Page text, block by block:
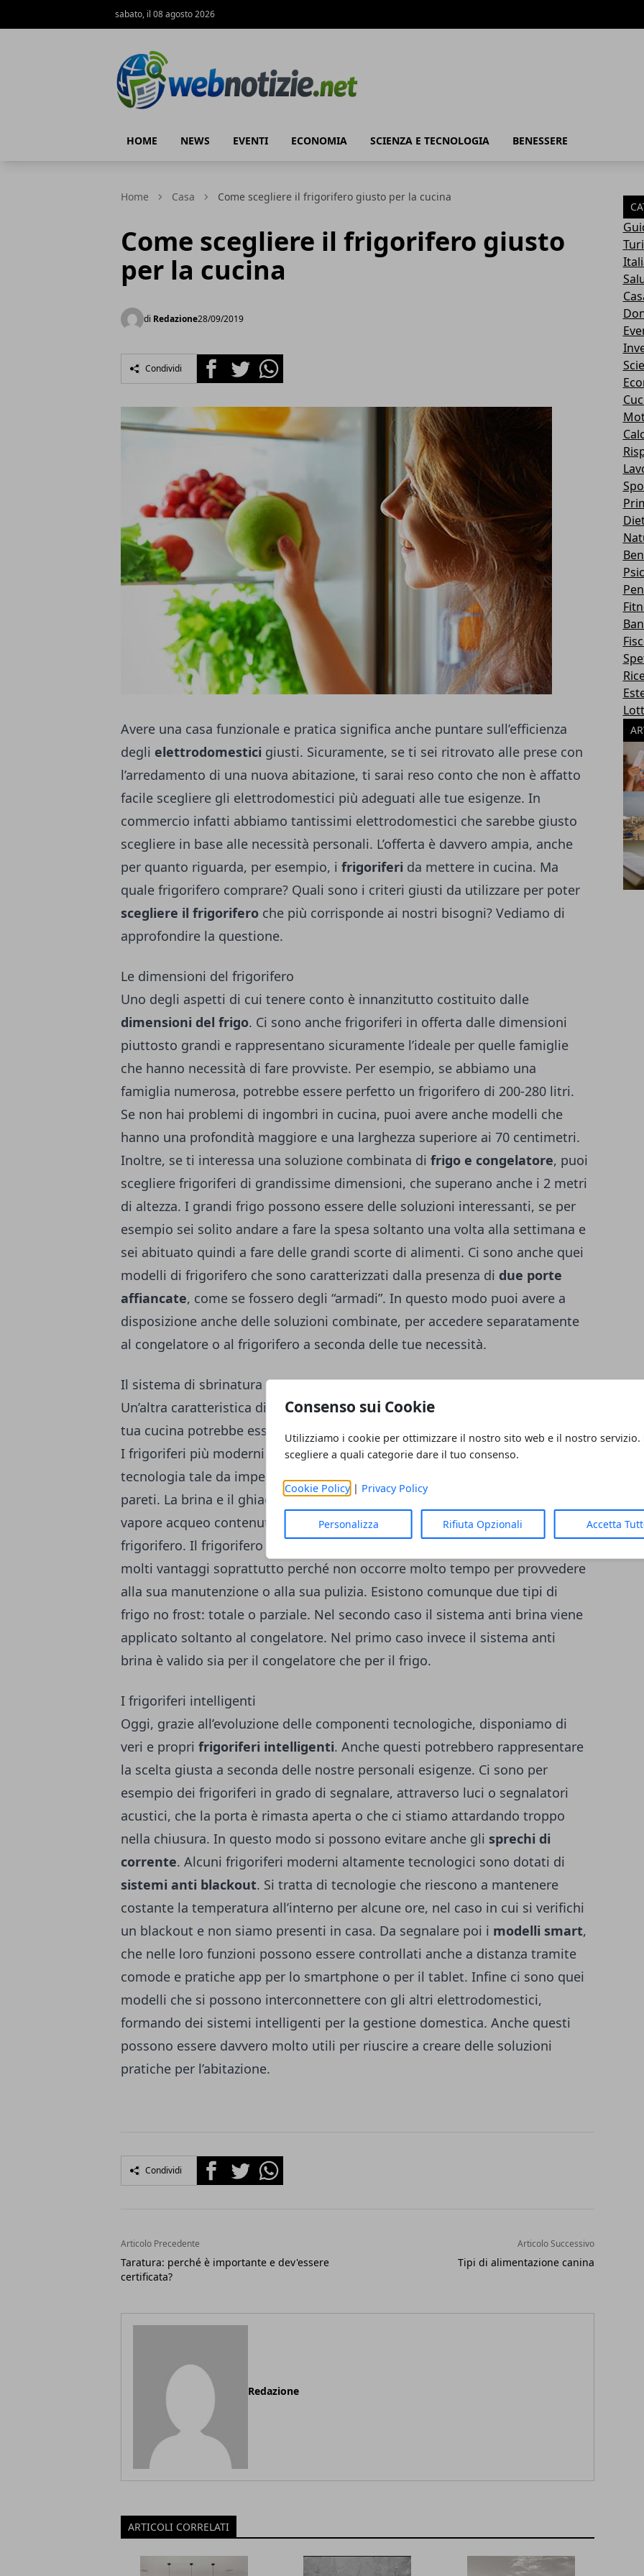
Consenso sui Cookie
Utilizziamo i cookie per ottimizzare il nostro sito web e il nostro servizio.
scegliere a quali categorie dare il tuo consenso.
Cookie Policy| Privacy Policy
Personalizza Rifiuta Opzionali Accetta
sabato, il 08 agosto 2026
HOME NEWS EVENTI ECONOMIA SCIENZA E TECNOLOGIA BENESSERE
Home Casa Come scegliere il frigorifero giusto per la cucina
Come scegliere il frigorifero giusto
per la cucina
di Redazione28/09/2019
Condividi FacebookTwitterWhatsapp
Avere una casa funzionale e pratica significa anche puntare sull’efficienza
degli elettrodomestici giusti. Sicuramente, se ti sei ritrovato alle prese con
l’arredamento di una nuova abitazione, ti sarai reso conto che non è affatto
facile scegliere gli elettrodomestici più adeguati alle tue esigenze. In
commercio infatti abbiamo tantissimi elettrodomestici che sarebbe giusto
scegliere in base alle necessità personali. L’offerta è davvero ampia, anche
per quanto riguarda, per esempio, i frigoriferi da mettere in cucina. Ma
quale frigorifero comprare? Quali sono i criteri giusti da utilizzare per poter
scegliere il frigorifero che più corrisponde ai nostri bisogni? Vediamo di
approfondire la questione.
Le dimensioni del frigorifero
Uno degli aspetti di cui tenere conto è innanzitutto costituito dalle
dimensioni del frigo. Ci sono anche frigoriferi in offerta dalle dimensioni
piuttosto grandi e rappresentano sicuramente l’ideale per quelle famiglie
che hanno necessità di fare provviste. Per esempio, se abbiamo una
famiglia numerosa, potrebbe essere perfetto un frigorifero di 200-280 litri.
Se non hai problemi di ingombri in cucina, puoi avere anche modelli che
hanno una profondità maggiore e una larghezza superiore ai 70 centimetri.
Inoltre, se ti interessa una soluzione combinata di frigo e congelatore, puoi
scegliere frigoriferi di grandissime dimensioni, che superano anche i 2 metri
di altezza. I grandi frigo possono essere delle soluzioni interessanti, se per
esempio sei solito andare a fare la spesa soltanto una volta alla settimana e
sei abituato quindi a fare delle grandi scorte di alimenti. Ci sono anche quei
modelli di frigorifero che sono caratterizzati dalla presenza di due porte
affiancate, come se fossero degli “armadi”. In questo modo puoi avere a
disposizione anche delle soluzioni combinate, per accedere separatamente
al congelatore o al frigorifero a seconda delle tue necessità.
Il sistema di sbrinatura
Un’altra caratteristica di cui tenere conto nella scelta del frigorifero per la
tua cucina potrebbe essere rappresentata anche dal
sistema di sbrinatura
.
I frigoriferi più moderni sono senz’altro quelli no frost. Utilizzano una
tecnologia tale da impedire laformazione del ghiaccio
pareti. La brina e il ghiaccio si formano in seguito alla congelazione del
vapore acqueo contenuto nei cibi e nell’aria che entra ogni volta che apri il
frigorifero. Il frigorifero che si avvale della
molti vantaggi soprattutto perché non occorre molto tempo per provvedere
alla sua manutenzione o alla sua pulizia. Esistono comunque due tipi di
frigo no frost: totale o parziale. Nel secondo caso il sistema anti brina viene
applicato soltanto al congelatore. Nel primo caso invece il sistema anti
brina è valido sia per il congelatore che per il frigo.
I frigoriferi intelligenti
Oggi, grazie all’evoluzione delle componenti tecnologiche, disponiamo di
veri e propri frigoriferi intelligenti. Anche questi potrebbero rappresentare
la scelta giusta a seconda delle nostre personali esigenze. Ci sono per
esempio dei frigoriferi in grado di segnalare, attraverso luci o segnalatori
acustici, che la porta è rimasta aperta o che ci stiamo attardando troppo
nella chiusura. In questo modo si possono evitare anche gli sprechi di
corrente. Alcuni frigoriferi moderni altamente tecnologici sono dotati di
sistemi anti blackout. Si tratta di tecnologie che riescono a mantenere
costante la temperatura all’interno per alcune ore, nel caso in cui si verifichi
un blackout e non siamo presenti in casa. Da segnalare poi i modelli smart,
che nelle loro funzioni possono essere controllati anche a distanza tramite
comode e pratiche app per lo smartphone o per il tablet. Infine ci sono quei
modelli che si possono interconnettere con gli altri elettrodomestici,
formando dei sistemi intelligenti per la gestione domestica. Anche questi
possono essere davvero molto utili per riuscire a creare delle soluzioni
pratiche per l’abitazione.
Condividi FacebookTwitterWhatsapp
Articolo Precedente
Taratura: perché è importante e dev'essere
certificata?
Articolo Successivo
Tipi di alimentazione canina
Redazione
ARTICOLI CORRELATI